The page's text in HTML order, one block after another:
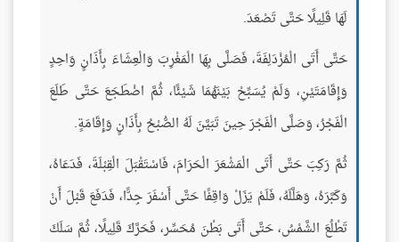
لَهَا قَلِيلًا حَتَّى تَصْعَدَ.
حَتَّى أَتَى الْمُزْدَلِفَةَ، فَصَلَّى بِهَا الْمَغْرِبَ وَالْعِشَاءَ بِأَذَانٍ وَاحِدٍ
وَإِقَامَتَيْنِ، وَلَمْ يُسَبِّحْ بَيْنَهُمَا شَيْئًا، ثُمَّ اضْطَجَعَ حَتَّى طَلَعَ
الْفَجْرُ، وَصَلَّى الْفَجْرَ حِينَ تَبَيَّنَ لَهُ الصُّبْحُ بِأَذَانٍ وَإِقَامَةٍ.
ثُمَّ رَكِبَ حَتَّى أَتَى الْمَشْعَرَ الْحَرَامَ، فَاسْتَقْبَلَ الْقِبْلَةَ، فَدَعَاهُ،
وَكَبَّرَهُ، وَهَلَّلَهُ، فَلَمْ يَزَلْ وَاقِفًا حَتَّى أَسْفَرَ جِدًّا، فَدَفَعَ قَبْلَ أَنْ
تَطْلُعَ الشَّمْسُ، حَتَّى أَتَى بَطْنَ مُحَسِّر، فَحَرَّكَ قَلِيلًا، ثُمَّ سَلَكَ